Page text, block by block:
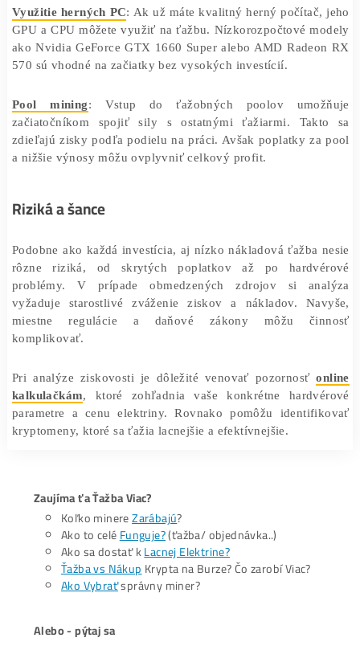
GH/s. Aj keď sú menej výkonné než ASIC
predstavujú jednoduchý vstup do sveta ťažby.
konfigurácia zahŕňa chladenie, napájanie a vhodný
aby sa zabránilo prehrievaniu.
Využitie herných PC
: Ak už máte kvalitný herný
GPU a CPU môžete využiť na ťažbu. Nízkorozpočtové
ako Nvidia GeForce GTX 1660 Super alebo AMD
Pool mining: Vstup do ťažobných poolov
zdieľajú zisky podľa podielu na práci. Avšak poplatky
a nižšie výnosy môžu ovplyvniť celkový profit.
Riziká a šance
Podobne ako každá investícia, aj nízko nákladová ťažba
rôzne riziká, od skrytých poplatkov až po
problémy. V prípade obmedzených zdrojov si
vyžaduje starostlivé zváženie ziskov a nákladov.
Pri analýze ziskovosti je dôležité venovať pozornosť
kalkulačkám , ktoré zohľadnia vaše konkrétne
parametre a cenu elektriny. Rovnako pomôžu
kryptomeny, ktoré sa ťažia lacnejšie a efektívnejšie.